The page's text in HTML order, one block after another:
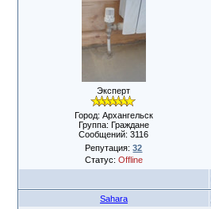
Эксперт
Город: Архангельск
Группа: Граждане
Сообщений:3116
Репутация:32
Статус: Offline
Sahara